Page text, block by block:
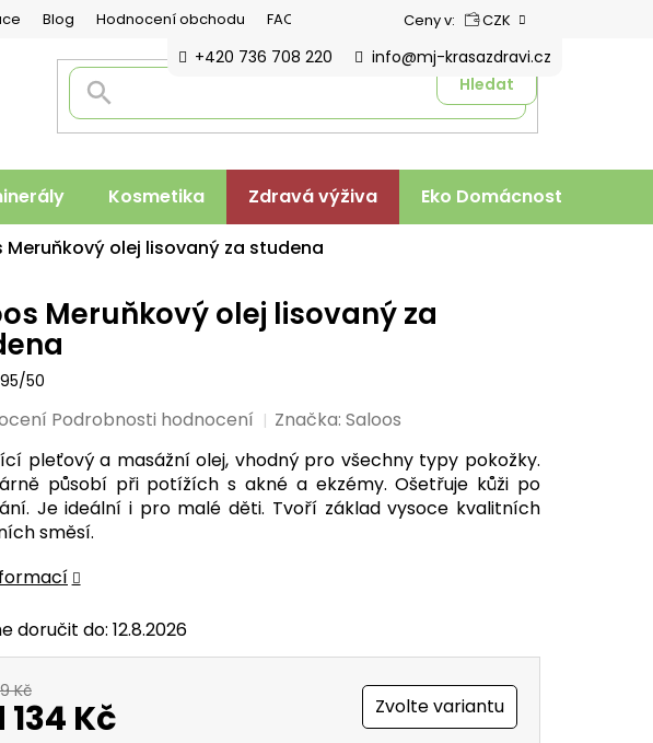
Blog Hodnocení obchodu FAQ Ceny v: CZK
Hledat
+420 736 708 220 info@mj-krasazdravi.cz
Kosmetika Zdravá výživa Eko Domácnost
Meruňkový olej lisovaný za studena
pleťový a masážní olej, vhodný pro všechny typy pokožky.
působí při potížích s akné a ekzémy. Ošetřuje kůži po
Je ideální i pro malé děti. Tvoří základ vysoce kvalitních
směsí.
doručit do: 12.8.2026
Meruňkový olej lisovaný za
50
Podrobnosti hodnocení Značka:Saloos
Kč
134 Kč Zvolte variantu